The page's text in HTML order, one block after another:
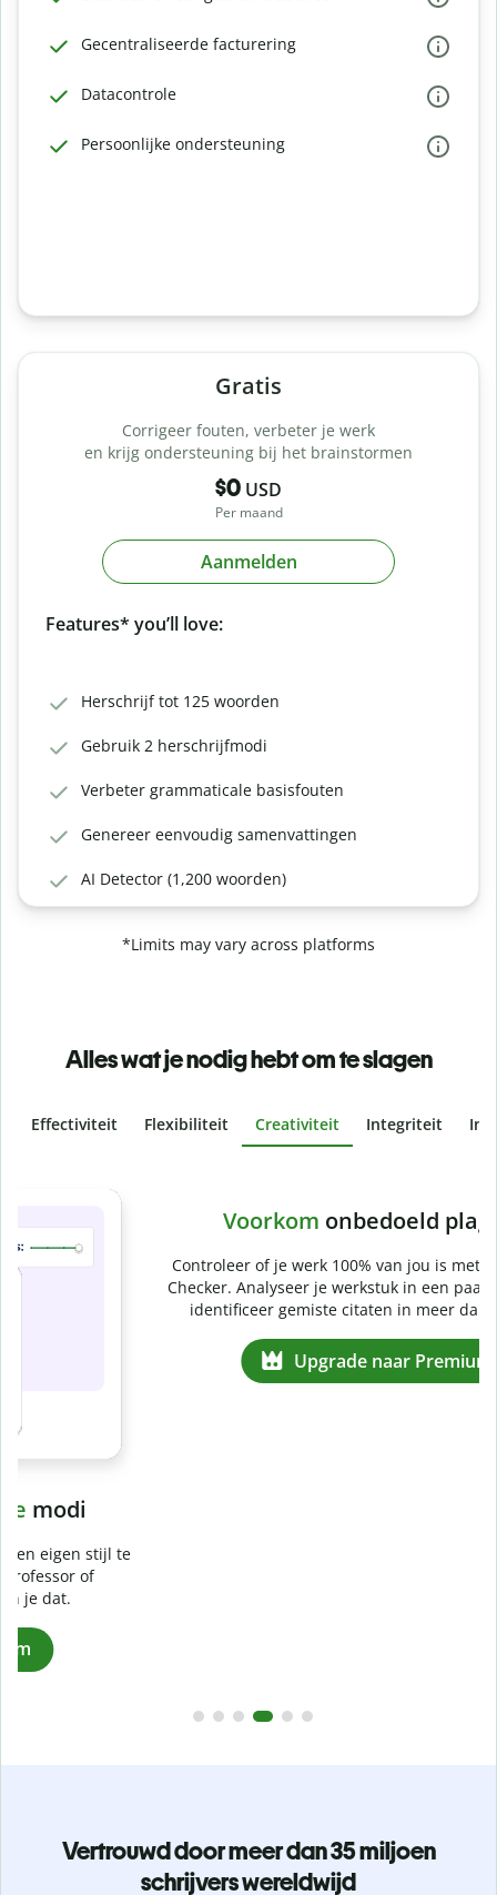
Gecentraliseerde facturering
Datacontrole
Persoonlijke ondersteuning
Gratis
Corrigeer fouten, verbeter je werk
en krijg ondersteuning bij het brainstormen
$0 USD
Per maand
Aanmelden
Features* you’ll love:
Herschrijf tot 125 woorden
Gebruik 2 herschrijfmodi
Verbeter grammaticale basisfouten
Genereer eenvoudig samenvattingen
AI Detector (1,200 woorden)
*Limits may vary across platforms
Alles wat je nodig hebt om te slagen
Effectiviteit Flexibiliteit Creativiteit Integriteit
Controleer of je werk 100% van jou is met onze Plagiaat
Checker. Analyseer je werkstuk in een paar seconden en
identificeer gemiste citaten in meer dan 100 talen.
Vertrouwd door meer dan 35 miljoen
schrijvers wereldwijd